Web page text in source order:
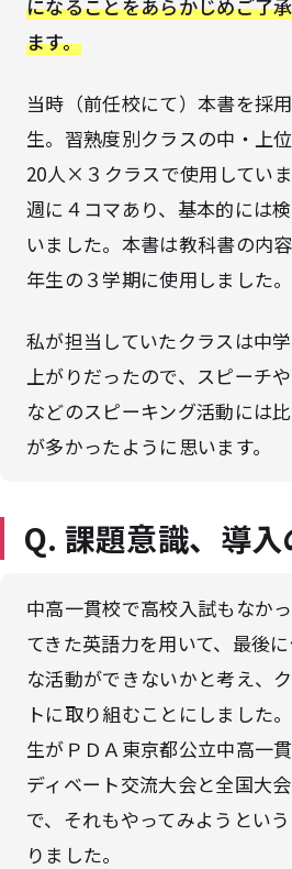
になることをあらかじめご了
ます。
当時（前任校にて）本書を採
生。習熟度別クラスの中・上
20人×３クラスで使用してい
週に４コマあり、基本的には
いました。本書は教科書の内
年生の３学期に使用しました。
私が担当していたクラスは中
上がりだったので、スピーチ
などのスピーキング活動には
が多かったように思います。
Q. 課題意識、導入
中高一貫校で高校入試もなか
てきた英語力を用いて、最後
な活動ができないかと考え、
トに取り組むことにしました
生がＰＤＡ東京都公立中高一
ディベート交流大会と全国大
で、それもやってみようとい
りました。